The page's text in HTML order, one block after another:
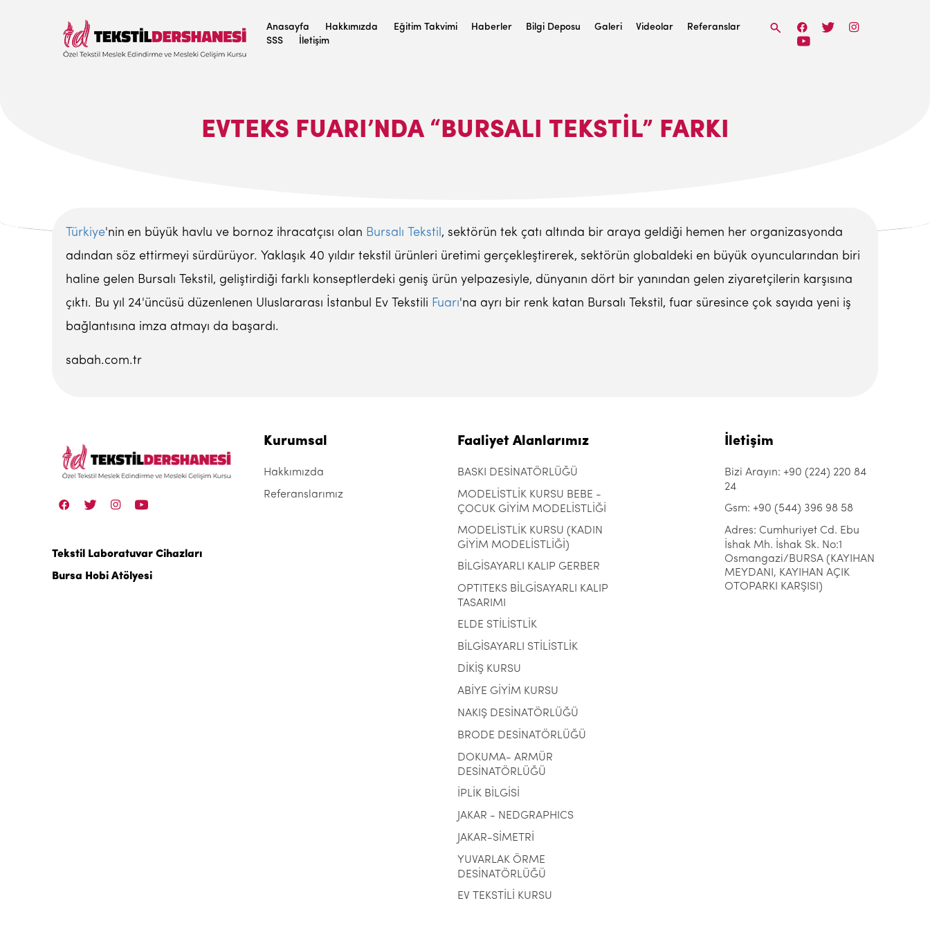
Anasayfa Hakkımızda Eğitim Takvimi Haberler Bilgi Deposu Galeri Videolar
Referanslar
SSS
İletişim
EVTEKS FUARI’NDA “BURSALI TEKSTIL” FARKI
Türkiye'nin en büyük havlu ve bornoz ihracatçısı olan Bursalı Tekstil, sektörün tek çatı altında bir araya geldiği hemen her organizasyonda
adından söz ettirmeyi sürdürüyor. Yaklaşık 40 yıldır tekstil ürünleri üretimi gerçekleştirerek, sektörün globaldeki en büyük oyuncularından biri
haline gelen Bursalı Tekstil, geliştirdiği farklı konseptlerdeki geniş ürün yelpazesiyle, dünyanın dört bir yanından gelen ziyaretçilerin karşısına
çıktı. Bu yıl 24'üncüsü düzenlenen Uluslararası İstanbul Ev Tekstili Fuarı'na ayrı bir renk katan Bursalı Tekstil, fuar süresince çok sayıda yeni iş
bağlantısına imza atmayı da başardı.
sabah.com.tr
Tekstil Laboratuvar Cihazları
Bursa Hobi Atölyesi
Kurumsal
Hakkımızda
Referanslarımız
Faaliyet Alanlarımız
BASKI DESİNATÖRLÜĞÜ
MODELİSTLİK KURSU BEBE -
ÇOCUK GİYİM MODELİSTLİĞİ
MODELİSTLİK KURSU (KADIN
GİYİM MODELİSTLİĞİ)
BİLGİSAYARLI KALIP GERBER
OPTITEKS BİLGİSAYARLI KALIP
TASARIMI
ELDE STİLİSTLİK
BİLGİSAYARLI STİLİSTLİK
DİKİŞ KURSU
ABİYE GİYİM KURSU
NAKIŞ DESİNATÖRLÜĞÜ
BRODE DESİNATÖRLÜĞÜ
DOKUMA- ARMÜR
DESİNATÖRLÜĞÜ
İPLİK BİLGİSİ
JAKAR - NEDGRAPHICS
JAKAR-SİMETRİ
YUVARLAK ÖRME
DESİNATÖRLÜĞÜ
EV TEKSTİLİ KURSU
İletişim
Bizi Arayın: +90 (224) 220 84
24
Gsm: +90 (544) 396 98 58
Adres: Cumhuriyet Cd. Ebu
İshak Mh. İshak Sk. No:1
Osmangazi/BURSA (KAYIHAN
MEYDANI, KAYIHAN AÇIK
OTOPARKI KARŞISI)